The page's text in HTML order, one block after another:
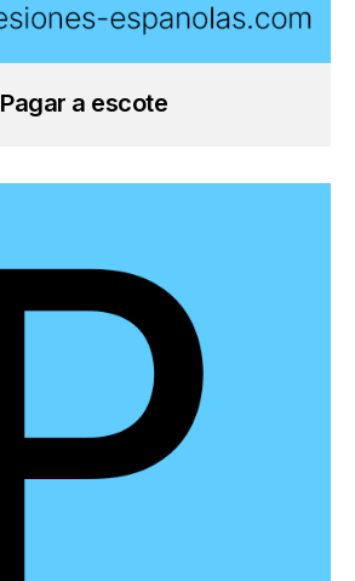
Pagar a escote